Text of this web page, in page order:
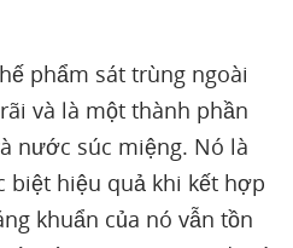
phẩm sát trùng ngoài
và là một thành phần
nước súc miệng. Nó là
biệt hiệu quả khi kết hợp
khuẩn của nó vẫn tồn